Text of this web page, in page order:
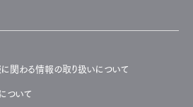
関わる情報の取り扱いについて
ついて